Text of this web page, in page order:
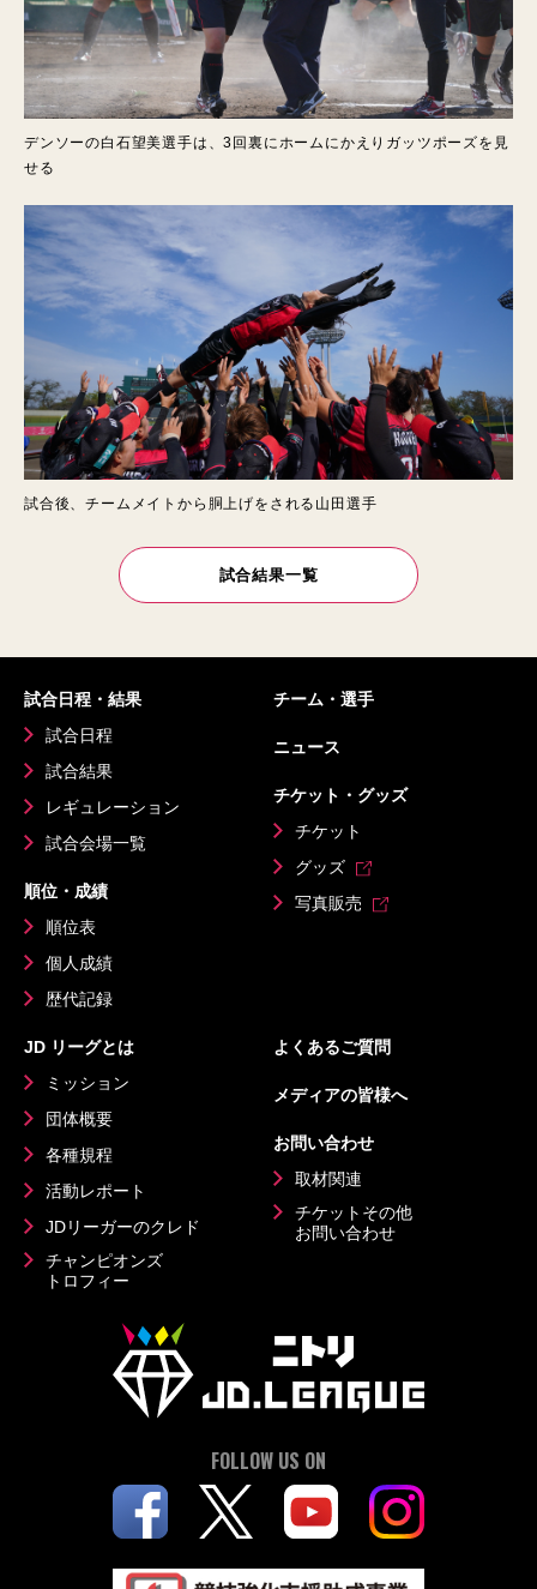
デンソーの白石望美選手は、3回裏にホームにかえりガッツポーズを見
せる
試合後、チームメイトから胴上げをされる山田選手
試合結果一覧
試合日程・結果
試合日程
試合結果
レギュレーション
試合会場一覧
順位・成績
順位表
個人成績
歴代記録
チーム・選手
ニュース
チケット・グッズ
チケット
グッズ
写真販売
JD リーグとは
ミッション
団体概要
各種規程
活動レポート
JDリーガーのクレド
チャンピオンズ
トロフィー
よくあるご質問
メディアの皆様へ
お問い合わせ
取材関連
チケットその他
お問い合わせ
FOLLOW US ON